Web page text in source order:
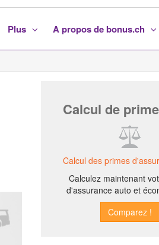
Plus A propos de bonus.ch
Calcul de
Calcul des primes
Calculez maintenant
d'assurance auto et